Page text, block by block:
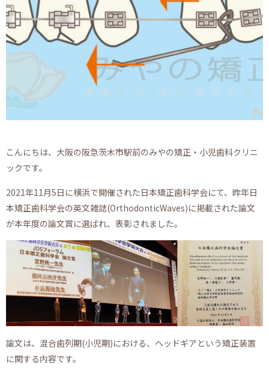
こんにちは、大阪の阪急茨木市駅前のみやの矯正・小児歯科クリニ
ックです。
2021年11月5日に横浜で開催された日本矯正歯科学会にて、昨年日
本矯正歯科学会の英文雑誌(OrthodonticWaves)に掲載された論文
が本年度の論文賞に選ばれ、表彰されました。
論文は、混合歯列期(小児期)における、ヘッドギアという矯正装置
に関する内容です。